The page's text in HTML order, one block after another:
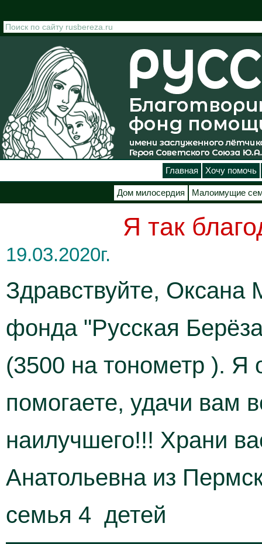
Главная Хочу помочь
Дом милосердия Малоимущие
Я так
19.03.2020г.
Здравствуйте, Оксана
фонда "Русская
(3500 на тонометр ). Я
помогаете, удачи вам
наилучшего!!! Храни
Анатольевна из
семья 4 детей